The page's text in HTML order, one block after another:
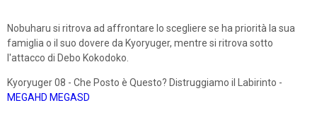
Nobuharu si ritrova ad affrontare lo scegliere se ha priorità la sua
famiglia o il suo dovere da Kyoryuger, mentre si ritrova sotto
l'attacco di Debo Kokodoko.
Kyoryuger 08 - Che Posto è Questo? Distruggiamo il Labirinto -
MEGAHD MEGASD